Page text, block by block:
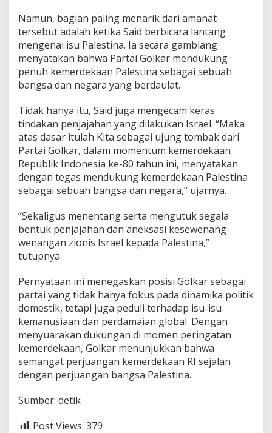
​Namun, bagian paling menarik dari amanat
tersebut adalah ketika Said berbicara lantang
mengenai isu Palestina. Ia secara gamblang
menyatakan bahwa Partai Golkar mendukung
penuh kemerdekaan Palestina sebagai sebuah
bangsa dan negara yang berdaulat.
​Tidak hanya itu, Said juga mengecam keras
tindakan penjajahan yang dilakukan Israel. “Maka
atas dasar itulah Kita sebagai ujung tombak dari
Partai Golkar, dalam momentum kemerdekaan
Republik Indonesia ke-80 tahun ini, menyatakan
dengan tegas mendukung kemerdekaan Palestina
sebagai sebuah bangsa dan negara,” ujarnya.
​”Sekaligus menentang serta mengutuk segala
bentuk penjajahan dan aneksasi kesewenang-
wenangan zionis Israel kepada Palestina,”
tutupnya.
​Pernyataan ini menegaskan posisi Golkar sebagai
partai yang tidak hanya fokus pada dinamika politik
domestik, tetapi juga peduli terhadap isu-isu
kemanusiaan dan perdamaian global. Dengan
menyuarakan dukungan di momen peringatan
kemerdekaan, Golkar menunjukkan bahwa
semangat perjuangan kemerdekaan RI sejalan
dengan perjuangan bangsa Palestina.
Sumber: detik
Post Views: 379